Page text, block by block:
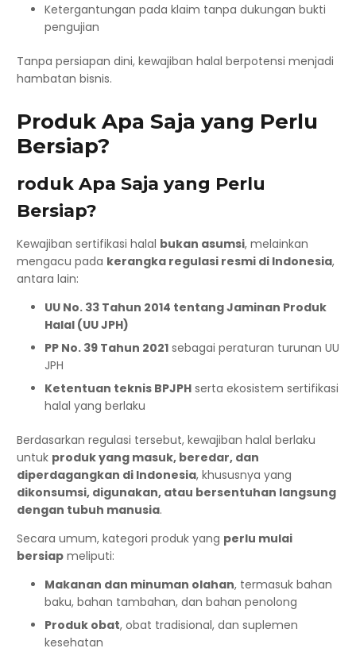
Ketergantungan pada klaim tanpa dukungan bukti
pengujian
Tanpa persiapan dini, kewajiban halal berpotensi menjadi
hambatan bisnis.
Produk Apa Saja yang Perlu
Bersiap?
roduk Apa Saja yang Perlu
Bersiap?
Kewajiban sertifikasi halal bukan asumsi, melainkan
mengacu pada kerangka regulasi resmi di Indonesia,
antara lain:
UU No. 33 Tahun 2014 tentang Jaminan Produk
Halal (UU JPH)
PP No. 39 Tahun 2021 sebagai peraturan turunan UU
JPH
Ketentuan teknis BPJPH serta ekosistem sertifikasi
halal yang berlaku
Berdasarkan regulasi tersebut, kewajiban halal berlaku
untuk produk yang masuk, beredar, dan
diperdagangkan di Indonesia, khususnya yang
dikonsumsi, digunakan, atau bersentuhan langsung
dengan tubuh manusia.
Secara umum, kategori produk yang perlu mulai
bersiap meliputi:
Makanan dan minuman olahan, termasuk bahan
baku, bahan tambahan, dan bahan penolong
Produk obat, obat tradisional, dan suplemen
kesehatan